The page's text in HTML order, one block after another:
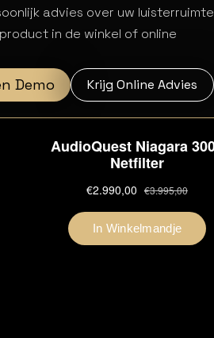
advies over uw luisterruimte
in de winkel of online
Demo Krijg Online Advies